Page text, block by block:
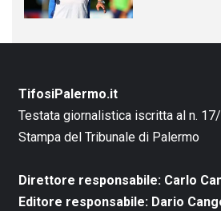
TifosiPalermo.it
Testata giornalistica iscritta al n.
Stampa del Tribunale di Palermo
Direttore responsabile: Carlo
Editore responsabile: Dario